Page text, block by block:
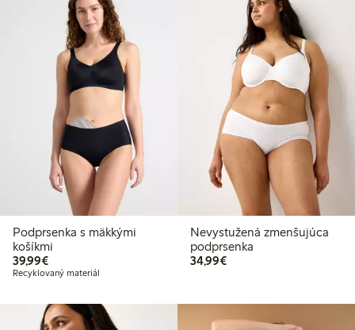
Podprsenka s mäkkými
košíkmi
39,99€39,99 €
Recyklovaný materiál
Nevystužená zmenšujúca
podprsenka
34,99€34,99 €